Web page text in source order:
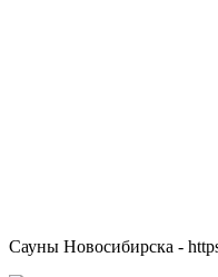
Сауны Новосибирска -